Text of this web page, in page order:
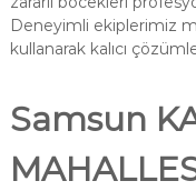
Deneyimli ekiplerimiz
kullanarak kalıcı
Samsun